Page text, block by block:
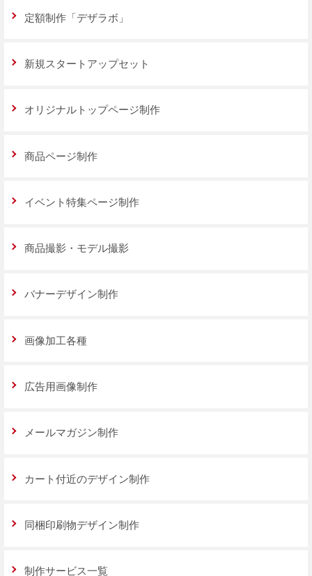
定額制作「デザラボ」
新規スタートアップセット
オリジナルトップページ制作
商品ページ制作
イベント特集ページ制作
商品撮影・モデル撮影
バナーデザイン制作
画像加工各種
広告用画像制作
メールマガジン制作
カート付近のデザイン制作
同梱印刷物デザイン制作
制作サービス一覧